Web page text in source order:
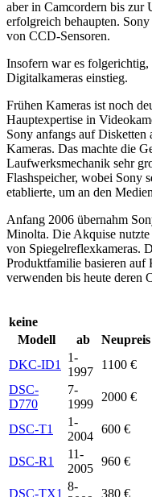
aber in Camcordern bis
erfolgreich behaupten.
von CCD-Sensoren.
Insofern war es
Digitalkameras einstieg.
Frühen Kameras ist noch
Hauptexpertise in
Sony anfangs auf Disketten
Kameras. Das machte die
Laufwerksmechanik sehr
Flashspeicher, wobei Sony
etablierte, um an den
Anfang 2006 übernahm
Minolta. Die Akquise
von Spiegelreflexkameras.
Produktfamilie basieren
verwenden bis heute deren
keine
Modell
ab Neupreis
DKC-ID1
1-
1997
1100 €
DSC-
D770
7-
1999
2000 €
DSC-T1
1-
2004
600 €
DSC-R1
11-
2005
960 €
DSC-TX1
8-
380 €